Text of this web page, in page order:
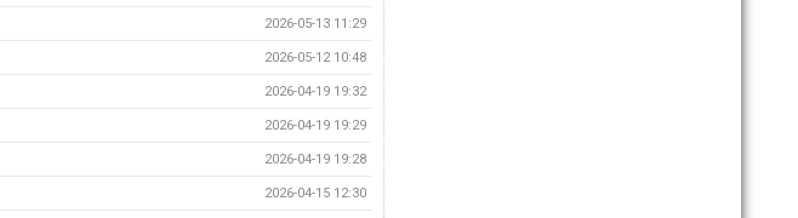
2026-05-13 11:29
2026-05-12 10:48
2026-04-19 19:32
2026-04-19 19:29
2026-04-19 19:28
2026-04-15 12:30